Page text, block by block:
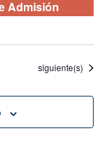
Admisión
Eventos
siguiente(s)